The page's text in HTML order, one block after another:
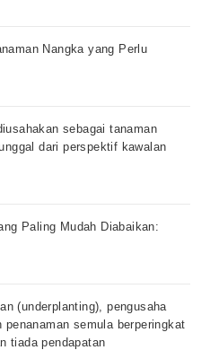
Nangka yang Perlu
sebagai tanaman
dari perspektif kawalan
Paling Mudah Diabaikan:
(underplanting), pengusaha
semula berperingkat
tiada pendapatan